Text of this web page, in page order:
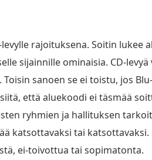
rajoituksena. Soitin lukee
sijainnille ominaisia. CD-levyä
sanoen se ei toistu, jos
että aluekoodi ei täsmää
ryhmien ja hallituksen
katsottavaksi tai
ei-toivottua tai sopimatonta.